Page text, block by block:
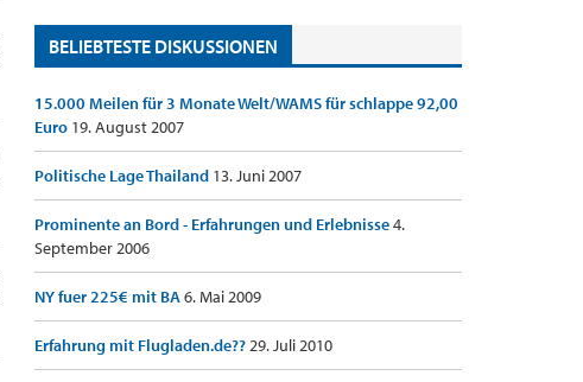
BELIEBTESTE DISKUSSIONEN
15.000 Meilen für 3 Monate Welt/WAMS für schlappe 92,00
Euro 19. August 2007
Politische Lage Thailand 13. Juni 2007
Prominente an Bord - Erfahrungen und Erlebnisse4.
September 2006
NY fuer 225€ mit BA6. Mai 2009
Erfahrung mit Flugladen.de??29. Juli 2010